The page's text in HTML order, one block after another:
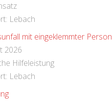
Lebach
mit eingeklemmter Person
2026
Hilfeleistung
Lebach